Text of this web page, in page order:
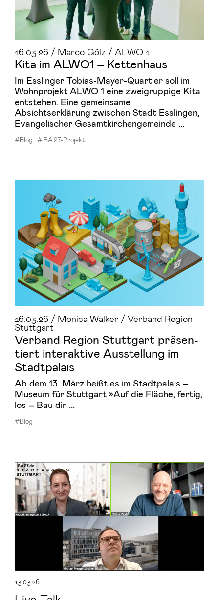
16.03.26 / Marco Gölz / ALWO 1
Kita im ALWO1 – Ket­ten­haus
Im Esslinger Tobias-Mayer-Quartier soll im
Wohnprojekt ALWO 1 eine zweigruppige Kita
entstehen. Eine gemeinsame
Absichtserklärung zwischen Stadt Esslingen,
Evangelischer Gesamtkirchengemeinde ...
#Blog #IBA’27-Projekt
16.03.26 / Monica Walker / Verband Region
Stuttgart
Ver­band Re­gi­on Stutt­gart prä­sen­
tiert in­ter­ak­ti­ve Aus­stel­lung im
Stadt­pa­lais
Ab dem 13. März heißt es im Stadtpalais –
Museum für Stuttgart »Auf die Fläche, fertig,
los – Bau dir ...
#Blog
13.03.26